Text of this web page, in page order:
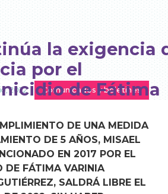
la exigencia
por el
de Fátima
Comunicados y boletines
2022
DE UNA MEDIDA
DE 5 AÑOS, MISAEL
EN 2017 POR EL
DE FÁTIMA VARINIA
SALDRÁ LIBRE EL